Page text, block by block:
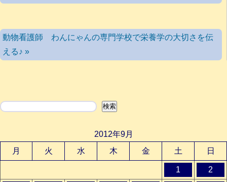
動物看護師 わんにゃんの専門学校で栄養学の大切さを伝
える♪ »
検索 検索
2012年9月
月
火 水 木 金 土 日
1 2